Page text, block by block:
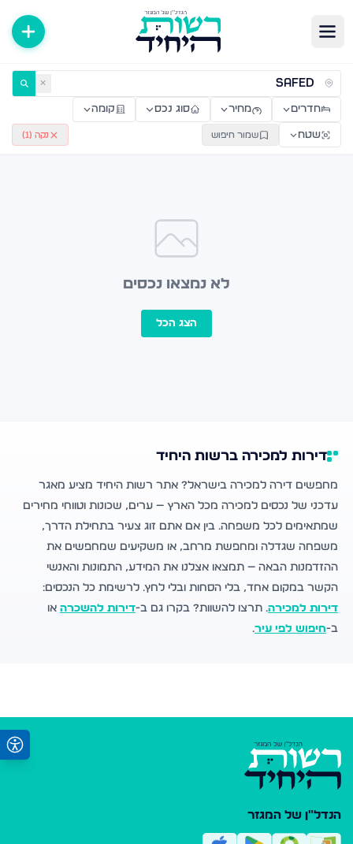
דירות למכירה ולהשכרה — רשות היחיד ✕
חדרים מחיר סוג נכס קומה
שטח שמור חיפוש נקה ( 1
)
לא נמצאו נכסים
הצג הכל
דירות למכירה ברשות היחיד
מחפשים דירה למכירה בישראל? אתר רשות היחיד מציע מאגר
עדכני של נכסים למכירה מכל הארץ — ערים, שכונות וטווחי מחירים
שמתאימים לכל משפחה. בין אם אתם זוג צעיר בתחילת הדרך,
משפחה שגדלה ומחפשת מרחב, או משקיעים שמחפשים את
ההזדמנות הבאה — תמצאו אצלנו את המידע, התמונות והאנשי
הקשר במקום אחד, בלי הסחות ובלי לחץ. לרשימת כל הנכסים:
דירות למכירה. תרצו להשוות? בקרו גם ב-דירות להשכרה או
ב-חיפוש לפי עיר.
הנדל"ן של המגזר